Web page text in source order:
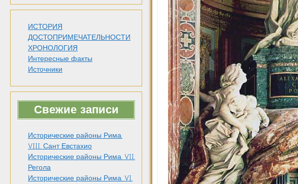
ИСТОРИЯ
ДОСТОПРИМЕЧАТЕЛЬНОСТИ
ХРОНОЛОГИЯ
Интересные факты
Источники
Свежие записи
Исторические районы Рима.
VIII. Сант Евстахио
Исторические районы Рима. VII.
Регола
Исторические районы Рима. VI.